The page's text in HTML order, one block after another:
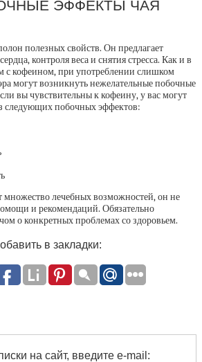
ЭФФЕКТЫ ЧАЯ
полезных свойств. Он предлагает
контроля веса и снятия стресса. Как и в
с кофеином, при употреблении слишком
могут возникнуть нежелательные побочные
вы чувствительны к кофеину, у вас могут
следующих побочных эффектов:
множество лечебных возможностей, он не
и рекомендаций. Обязательно
о конкретных проблемах со здоровьем.
в закладки:
на сайт, введите e-mail: